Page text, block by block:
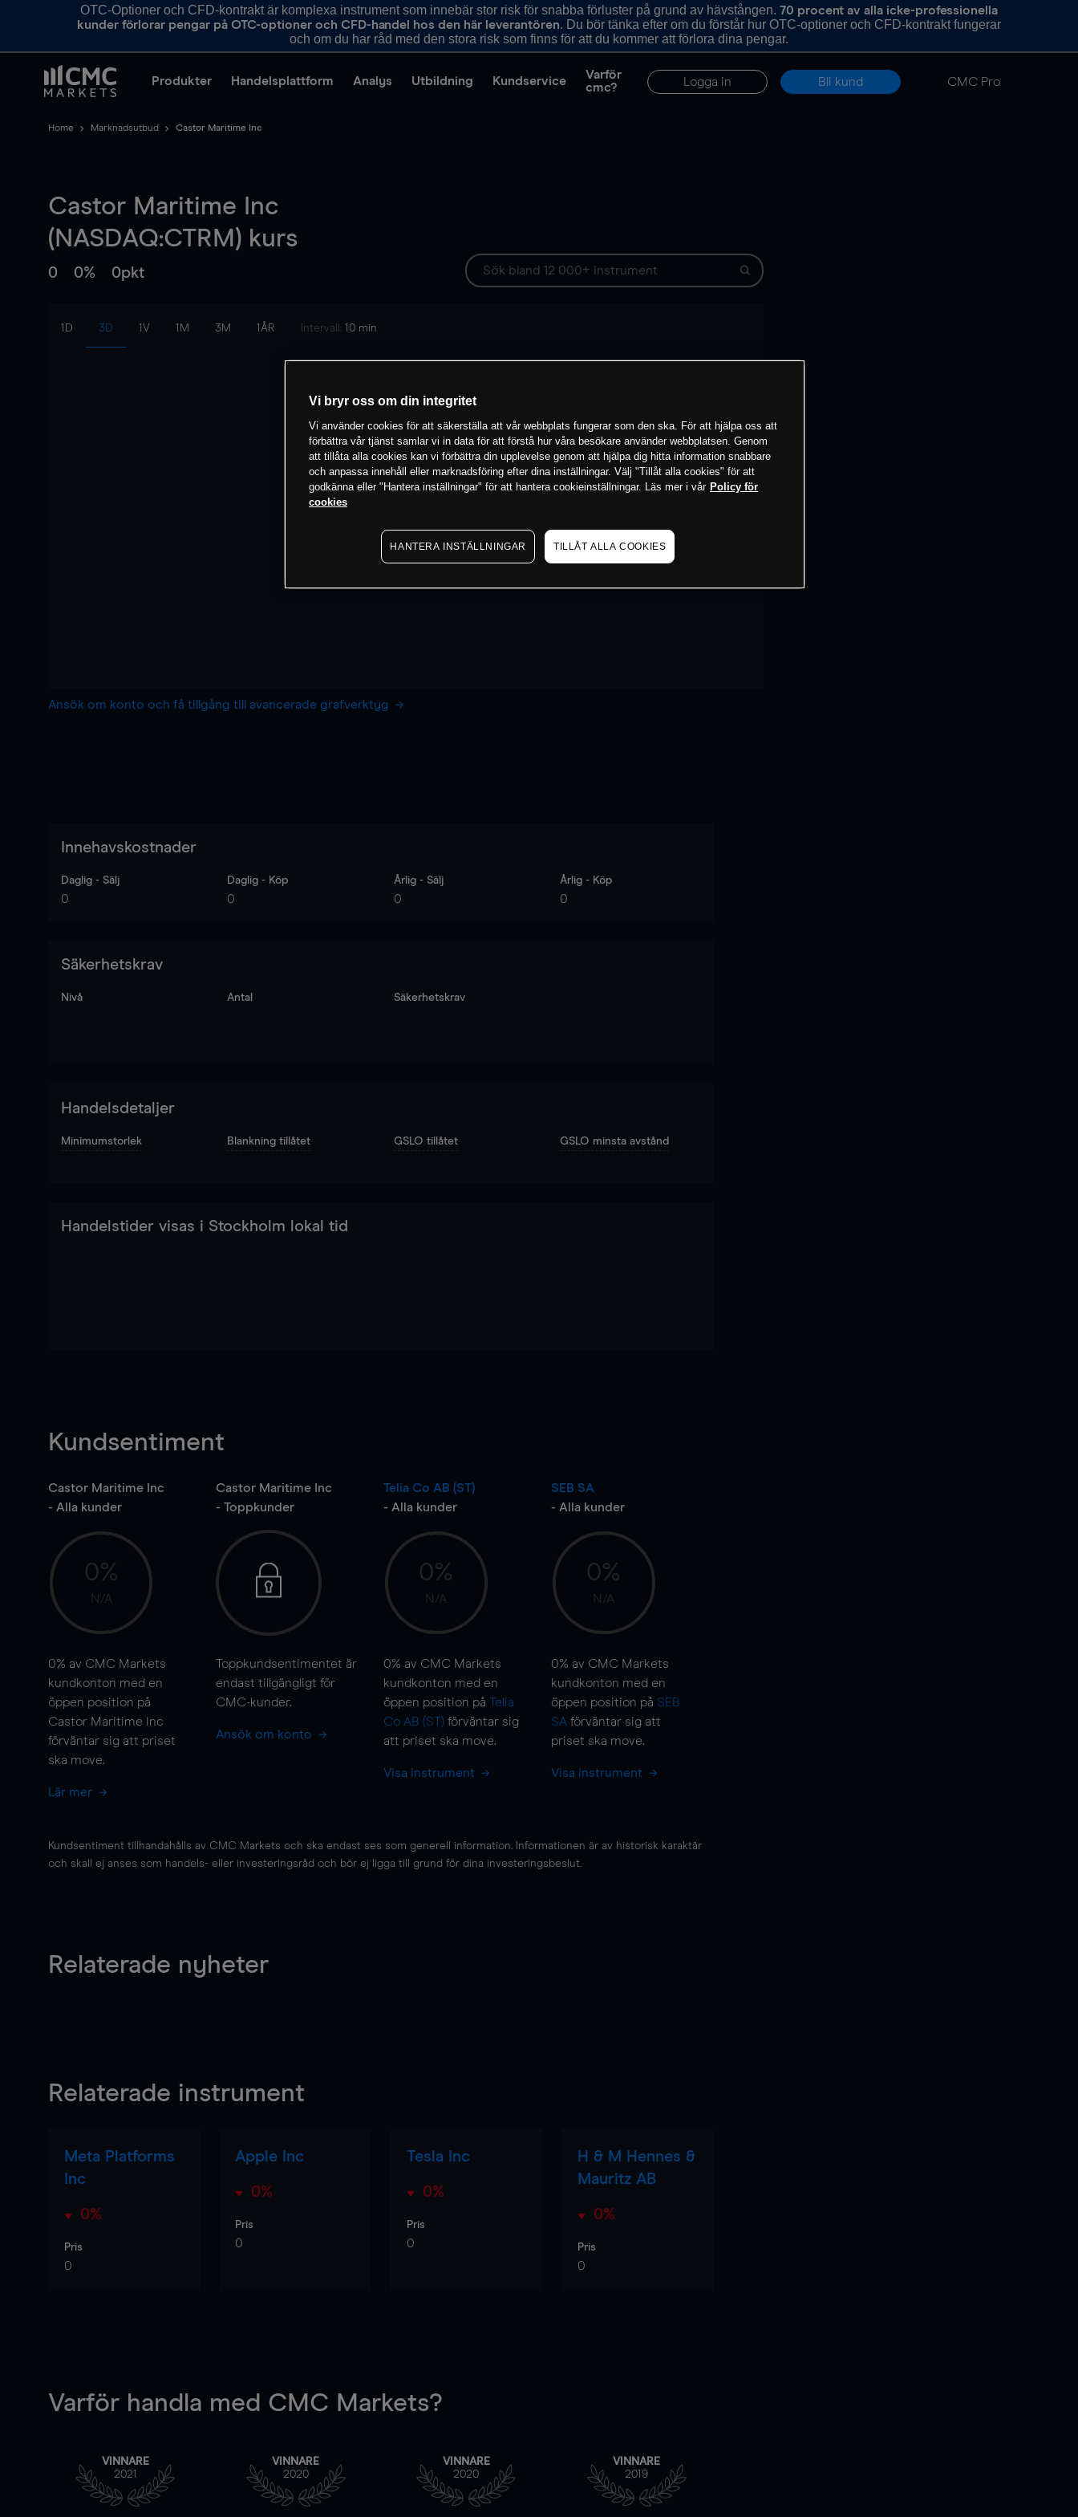
OTC-Optioner och CFD-kontrakt är komplexa instrument som innebär stor risk för snabba förluster på grund av hävstången. 70 procent av alla icke-professionella
kunder förlorar pengar på OTC-optioner och CFD-handel hos den här leverantören. Du bör tänka efter om du förstår hur OTC-optioner och CFD-kontrakt fungerar
och om du har råd med den stora risk som finns för att du kommer att förlora dina pengar.
Produkter Handelsplattform Analys Utbildning Kundservice
Varför
cmc?
Logga in Bli kund CMC Pro
Home Marknadsutbud Castor Maritime Inc
Castor Maritime Inc
(NASDAQ:CTRM) kurs
0 0% 0pkt
1D 3D 1V 1M 3M 1ÅR Intervall: 10 min
Ansök om konto och få tillgång till avancerade grafverktyg
Innehavskostnader
Daglig - Sälj
0
Daglig - Köp
0
Årlig - Sälj
0
Årlig - Köp
0
Säkerhetskrav
Nivå Antal Säkerhetskrav
Handelsdetaljer
Minimumstorlek Blankning tillåtet GSLO tillåtet GSLO minsta avstånd
Handelstider visas i Stockholm lokal tid
Kundsentiment
Castor Maritime Inc
- Alla kunder
0%
N/A
0% av CMC Markets
kundkonton med en
öppen position på
Castor Maritime Inc
förväntar sig att priset
ska move.
Lär mer
Castor Maritime Inc
- Toppkunder
Toppkundsentimentet är
endast tillgängligt för
CMC-kunder.
Ansök om konto
Telia Co AB (ST)
- Alla kunder
0%
N/A
0% av CMC Markets
kundkonton med en
öppen position på Telia
Co AB (ST) förväntar sig
att priset ska move.
Visa instrument
SEB SA
- Alla kunder
0%
N/A
0% av CMC Markets
kundkonton med en
öppen position på SEB
SA förväntar sig att
priset ska move.
Visa instrument
Kundsentiment tillhandahålls av CMC Markets och ska endast ses som generell information. Informationen är av historisk karaktär
och skall ej anses som handels- eller investeringsråd och bör ej ligga till grund för dina investeringsbeslut.
Relaterade nyheter
Relaterade instrument
Meta Platforms
Inc
0%
Pris
0
Apple Inc
0%
Pris
0
Tesla Inc
0%
Pris
0
H & M Hennes &
Mauritz AB
0%
Pris
0
Varför handla med CMC Markets?
VINNARE
2021
VINNARE
2020
VINNARE
2020
VINNARE
2019
Vi bryr oss om din integritet
Vi använder cookies för att säkerställa att vår webbplats fungerar som den ska. För att hjälpa oss att
förbättra vår tjänst samlar vi in data för att förstå hur våra besökare använder webbplatsen. Genom
att tillåta alla cookies kan vi förbättra din upplevelse genom att hjälpa dig hitta information snabbare
och anpassa innehåll eller marknadsföring efter dina inställningar. Välj "Tillåt alla cookies" för att
godkänna eller "Hantera inställningar" för att hantera cookieinställningar. Läs mer i vår Policy för
cookies
HANTERA INSTÄLLNINGAR TILLÅT ALLA COOKIES